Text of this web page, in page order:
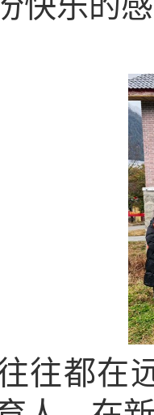
往都在